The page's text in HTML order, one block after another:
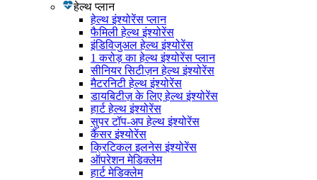
हेल्थ प्लान
हेल्थ इंश्योरेंस प्लान
फैमिली हेल्थ इंश्योरेंस
इंडिविजुअल हेल्थ इंश्योरेंस
1 करोड़ का हेल्थ इंश्योरेंस प्लान
सीनियर सिटीज़न हेल्थ इंश्योरेंस
मैटरनिटी हेल्थ इंश्योरेंस
डायबिटीज़ के लिए हेल्थ इंश्योरेंस
हार्ट हेल्थ इंश्योरेंस
सुपर टॉप-अप हेल्थ इंश्योरेंस
कैंसर इंश्योरेंस
क्रिटिकल इलनेस इंश्योरेंस
ऑपरेशन मेडिक्लेम
हार्ट मेडिक्लेम